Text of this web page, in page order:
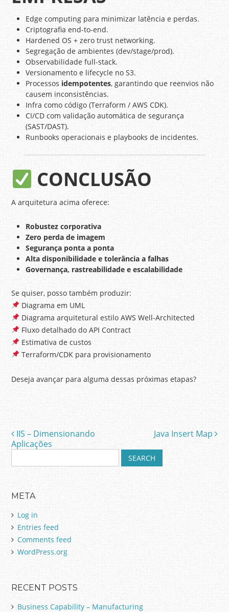
Edge computing para minimizar latência e perdas.
Criptografia end-to-end.
Hardened OS + zero trust networking.
Segregação de ambientes (dev/stage/prod).
Observabilidade full-stack.
Versionamento e lifecycle no S3.
Processos idempotentes, garantindo que reenvios não
causem inconsistências.
Infra como código (Terraform / AWS CDK).
CI/CD com validação automática de segurança
(SAST/DAST).
Runbooks operacionais e playbooks de incidentes.
CONCLUSÃO
A arquitetura acima oferece:
Robustez corporativa
Zero perda de imagem
Segurança ponta a ponta
Alta disponibilidade e tolerância a falhas
Governança, rastreabilidade e escalabilidade
Se quiser, posso também produzir:
Diagrama em UML
Diagrama arquitetural estilo AWS Well-Architected
Fluxo detalhado do API Contract
Estimativa de custos
Terraform/CDK para provisionamento
Deseja avançar para alguma dessas próximas etapas?
Post navigation
IIS – Dimensionando
Aplicações
Java Insert Map
e
a
r
c
f
o
r
:
META
Log in
Entries feed
Comments feed
WordPress.org
RECENT POSTS
Business Capability – Manufacturing